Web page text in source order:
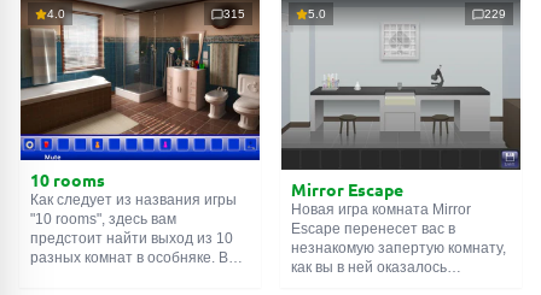
4.0 315
10 rooms
Как следует из названия игры
"10 rooms", здесь вам
предстоит найти выход из 10
разных комнат в особняке. В
5.0 229
Mirror Escape
Новая игра комната Mirror
Escape перенесет вас в
незнакомую запертую комнату,
как вы в ней оказалось